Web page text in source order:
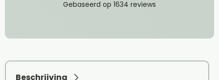
Beschrijving